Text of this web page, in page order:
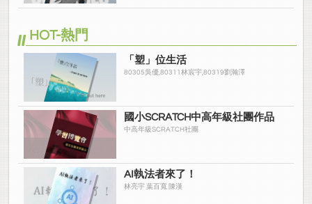
HOT-熱門
「塑」位生活
80305吳優,80311林宸宇,80319劉瀚澤
國小SCRATCH中高年級社團作品
中高年級SCRATCH社團
AI執法者來了！
林亮宇 葉百寬 陳漢